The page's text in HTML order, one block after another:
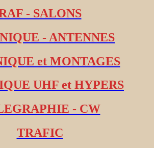
- SALONS
- ANTENNES
et MONTAGES
UHF et HYPERS
- CW
TRAFIC